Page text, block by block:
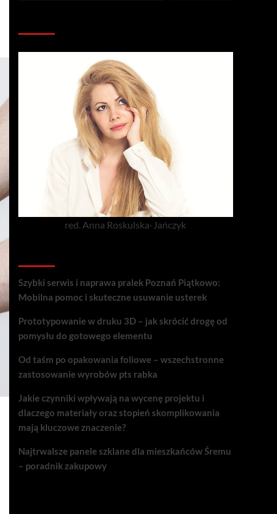
red. Anna Roskulska-Jańczyk
Szybki serwis i naprawa pralek Poznań Piątkowo:
Mobilna pomoc i skuteczne usuwanie usterek
Prototypowanie w druku 3D – jak skrócić drogę od
pomysłu do gotowego elementu
Od taśm po opakowania foliowe – wszechstronne
zastosowanie wyrobów pts rabka
Jakie czynniki wpływają na wycenę projektu i
dlaczego materiały oraz stopień skomplikowania
mają kluczowe znaczenie?
Najtrwalsze panele szklane dla mieszkańców Śremu
– poradnik zakupowy